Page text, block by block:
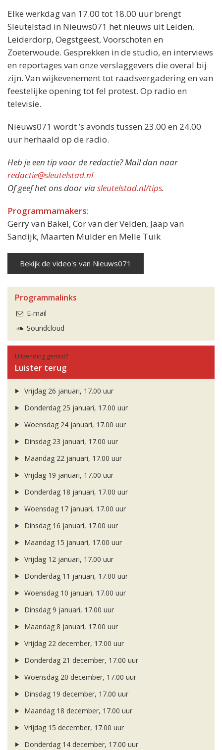
Elke werkdag van 17.00 tot 18.00 uur brengt
Sleutelstad in Nieuws071 het nieuws uit Leiden,
Leiderdorp, Oegstgeest, Voorschoten en
Zoeterwoude. Gesprekken in de studio, en interviews
en reportages van onze verslaggevers die overal bij
zijn. Van wijkevenement tot raadsvergadering en van
feestelijke opening tot fel protest. Op radio en
televisie.
Nieuws071 wordt ’s avonds tussen 23.00 en 24.00
uur herhaald op de radio.
Heb je een tip voor de redactie? Mail dan naar
redactie@sleutelstad.nl
Of geef het ons door viasleutelstad.nl/tips.
Programmamakers:
Gerry van Bakel, Cor van der Velden, Jaap van
Sandijk, Maarten Mulder en Melle Tuik
Bekijk de video's van Nieuws071
Programmalinks
E-mail
Soundcloud
Uitzending gemist?
Luister terug
Vrijdag 26 januari, 17.00 uur
Donderdag 25 januari, 17.00 uur
Woensdag 24 januari, 17.00 uur
Dinsdag 23 januari, 17.00 uur
Maandag 22 januari, 17.00 uur
Vrijdag 19 januari, 17.00 uur
Donderdag 18 januari, 17.00 uur
Woensdag 17 januari, 17.00 uur
Dinsdag 16 januari, 17.00 uur
Maandag 15 januari, 17.00 uur
Vrijdag 12 januari, 17.00 uur
Donderdag 11 januari, 17.00 uur
Woensdag 10 januari, 17.00 uur
Dinsdag 9 januari, 17.00 uur
Maandag 8 januari, 17.00 uur
Vrijdag 22 december, 17.00 uur
Donderdag 21 december, 17.00 uur
Woensdag 20 december, 17.00 uur
Dinsdag 19 december, 17.00 uur
Maandag 18 december, 17.00 uur
Vrijdag 15 december, 17.00 uur
Donderdag 14 december, 17.00 uur